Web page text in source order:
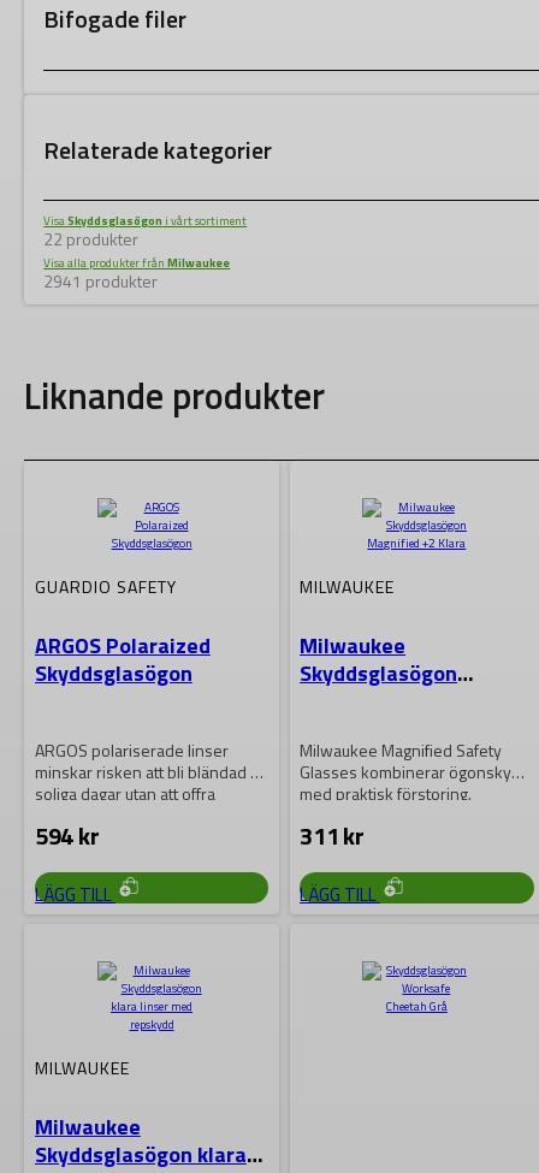
Bifogade filer
Relaterade kategorier
VisaSkyddsglasögon i vårt sortiment
22 produkter
Visa alla produkter frånMilwaukee
2941 produkter
Liknande produkter
GUARDIO SAFETY
ARGOS Polaraized
Skyddsglasögon
ARGOS polariserade linser
minskar risken att bli bländad på
soliga dagar utan att offra
594kr
LÄGG TILL
MILWAUKEE
Milwaukee
Skyddsglasögon
Milwaukee Magnified Safety
Glasses kombinerar ögonskydd
med praktisk förstoring.
anti-scratch-beläggning…
311kr
LÄGG TILL
MILWAUKEE
Milwaukee
Skyddsglasögon klara